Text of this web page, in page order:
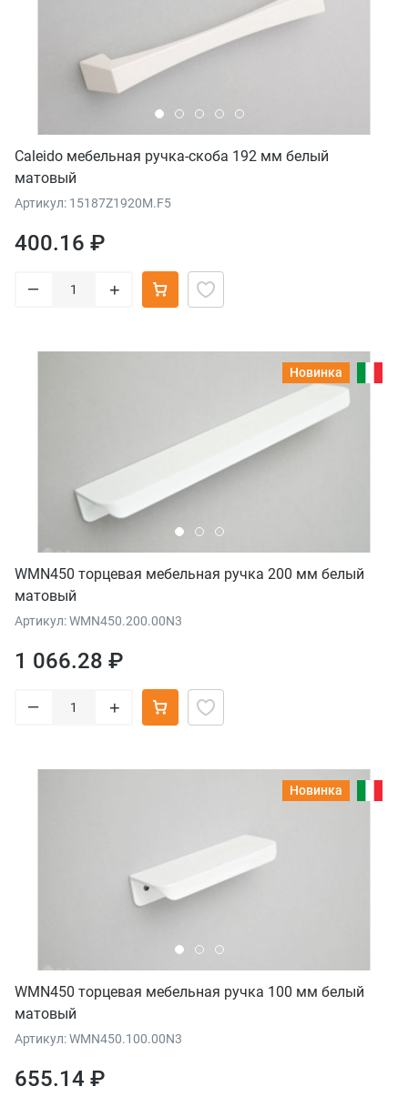
Caleido мебельная ручка-скоба 192 мм белый
матовый
Артикул: 15187Z1920M.F5
400.16 ₽
– +
Новинка
WMN450 торцевая мебельная ручка 200 мм белый
матовый
Артикул: WMN450.200.00N3
1 066.28 ₽
– +
Новинка
WMN450 торцевая мебельная ручка 100 мм белый
матовый
Артикул: WMN450.100.00N3
655.14 ₽